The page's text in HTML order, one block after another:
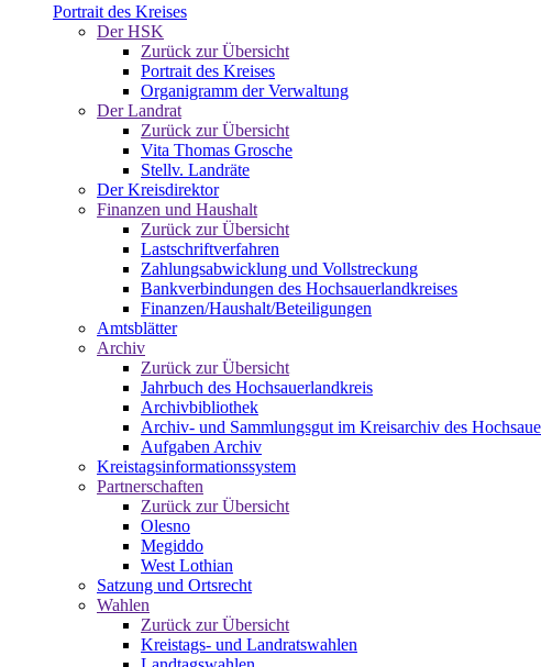
Portrait des Kreises
Der HSK
Zurück zur Übersicht
Portrait des Kreises
Organigramm der Verwaltung
Der Landrat
Zurück zur Übersicht
Vita Thomas Grosche
Stellv. Landräte
Der Kreisdirektor
Finanzen und Haushalt
Zurück zur Übersicht
Lastschriftverfahren
Zahlungsabwicklung und Vollstreckung
Bankverbindungen des Hochsauerlandkreises
Finanzen/Haushalt/Beteiligungen
Amtsblätter
Archiv
Zurück zur Übersicht
Jahrbuch des Hochsauerlandkreis
Archivbibliothek
Archiv- und Sammlungsgut im Kreisarchiv des
Aufgaben Archiv
Kreistagsinformationssystem
Partnerschaften
Zurück zur Übersicht
Olesno
Megiddo
West Lothian
Satzung und Ortsrecht
Wahlen
Zurück zur Übersicht
Kreistags- und Landratswahlen